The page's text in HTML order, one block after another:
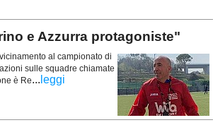
e Azzurra protagoniste"
al campionato di
sulle squadre chiamate
è Re... leggi